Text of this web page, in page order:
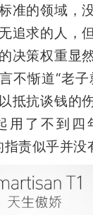
准的领域，
追求的人，
决策权重显
不惭道“老子
抵抗谈钱的
用了不到四
指责似乎并没